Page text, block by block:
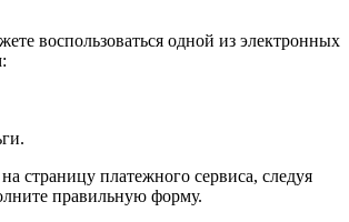
воспользоваться одной из электронных
страницу платежного сервиса, следуя
правильную форму.